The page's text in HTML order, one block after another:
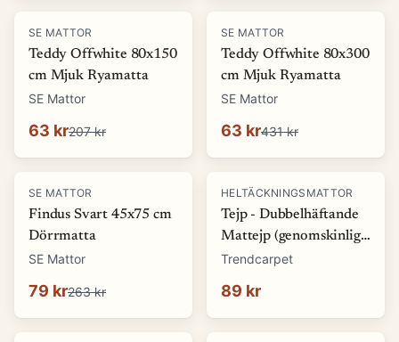
-69%
SE MATTOR
Teddy Offwhite 80x150
cm Mjuk Ryamatta
SE Mattor
63 kr207 kr
-85%
SE MATTOR
Teddy Offwhite 80x300
cm Mjuk Ryamatta
SE Mattor
63 kr431 kr
-70%
SE MATTOR
Findus Svart 45x75 cm
Dörrmatta
SE Mattor
79 kr263 kr
HELTÄCKNINGSMATTOR
Tejp - Dubbelhäftande
Mattejp (genomskinlig)
(Storlek: 5 x 1500 cm)
Trendcarpet
89 kr